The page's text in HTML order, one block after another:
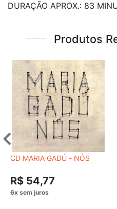
DURAÇÃO APROX.: 83
Produtos
CD MARIA GADÚ - NÓS
R$ 54,77